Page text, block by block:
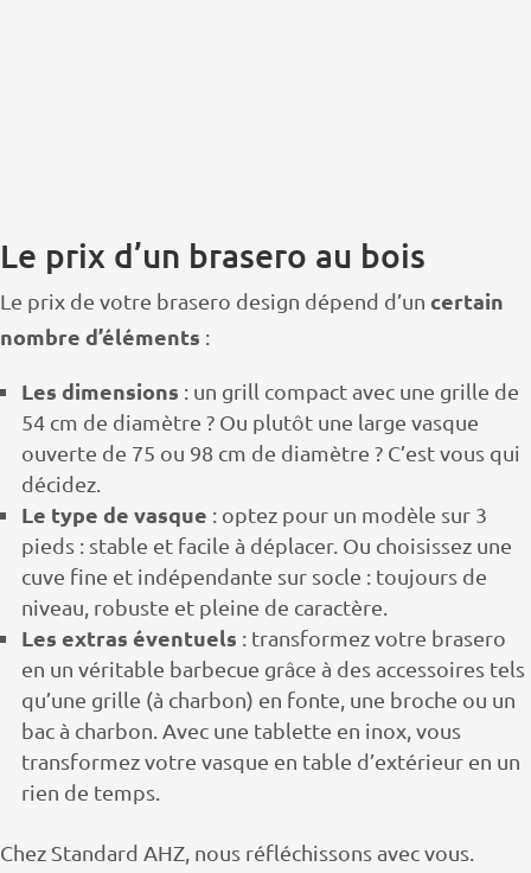
Le prix d’un brasero au bois
Le prix de votre brasero design dépend d’un certain
nombre d’éléments :
Les dimensions : un grill compact avec une grille de
54 cm de diamètre ? Ou plutôt une large vasque
ouverte de 75 ou 98 cm de diamètre ? C’est vous qui
décidez.
Le type de vasque : optez pour un modèle sur 3
pieds : stable et facile à déplacer. Ou choisissez une
cuve fine et indépendante sur socle : toujours de
niveau, robuste et pleine de caractère.
Les extras éventuels : transformez votre brasero
en un véritable barbecue grâce à des accessoires tels
qu’une grille (à charbon) en fonte, une broche ou un
bac à charbon. Avec une tablette en inox, vous
transformez votre vasque en table d’extérieur en un
rien de temps.
Chez Standard AHZ, nous réfléchissons avec vous.